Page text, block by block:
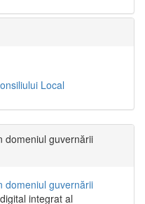
Local
domeniul guvernării
domeniul guvernării
integrat al